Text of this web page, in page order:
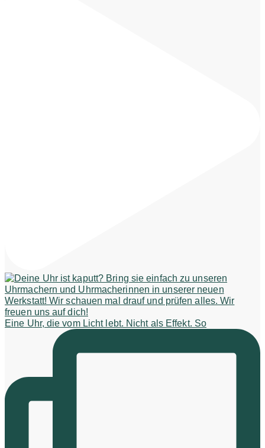
Eine Uhr, die vom Licht lebt. Nicht als Effekt. So